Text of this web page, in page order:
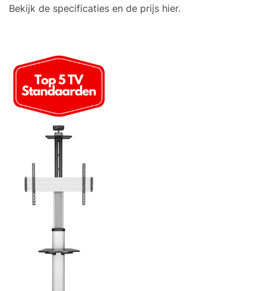
Bekijk de specificaties en de prijs hier.